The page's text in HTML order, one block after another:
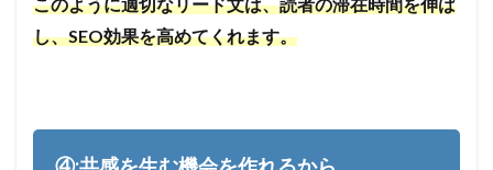
し、SEO効果を高めてくれます。